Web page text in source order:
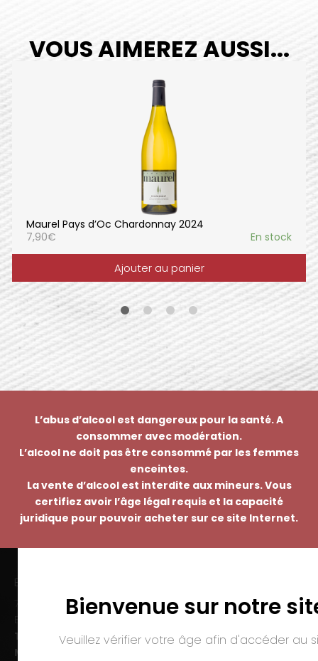
VOUS AIMEREZ AUSSI...
Maurel Pays d’Oc Chardonnay 2024
7,90€ En stock
Ajouter au panier
L’abus d’alcool est dangereux pour la santé. A
consommer avec modération.
L’alcool ne doit pas être consommé par les femmes
enceintes.
La vente d’alcool est interdite aux mineurs. Vous
certifiez avoir l’âge légal requis et la capacité
juridique pour pouvoir acheter sur ce site Internet.
Bienvenue sur notre
Veuillez vérifier votre âge afin d'accéder au
EMMANUEL NASTI
7 avenue Pierre Pflimlin – ZAC Espale
Tél. :
03 89 46 50 35
Mail :